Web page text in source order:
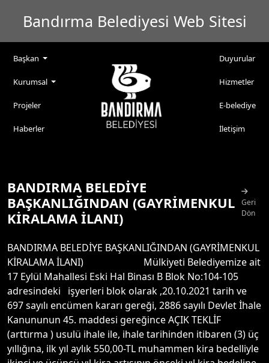
Bandırma Belediyesi Web Sitesi
Başkan
Kurumsal
Projeler
Haberler
Duyurular
Hizmetler
E-belediye
İletişim
BANDIRMA BELEDİYE
BAŞKANLIĞINDAN (GAYRİMENKUL
KİRALAMA İLANI)
Geri
Dön
BANDIRMA BELEDİYE BAŞKANLIĞINDAN (GAYRİMENKUL
KİRALAMA İLANI) Mülkiyeti Belediyemize ait
17 Eylül Mahallesi Eski Hal Binası B Blok No:104-105
adresindeki işyerleri blok olarak ,20.10.2021 tarih ve
697 sayılı encümen kararı gereği, 2886 sayılı Devlet İhale
Kanununun 45. maddesi gereğince AÇIK TEKLİF
(arttırma ) usulü ihale ile, ihale tarihinden itibaren (3) üç
yıllığına, ilk yıl aylık 550,00-TL muhammen kira bedelliyle